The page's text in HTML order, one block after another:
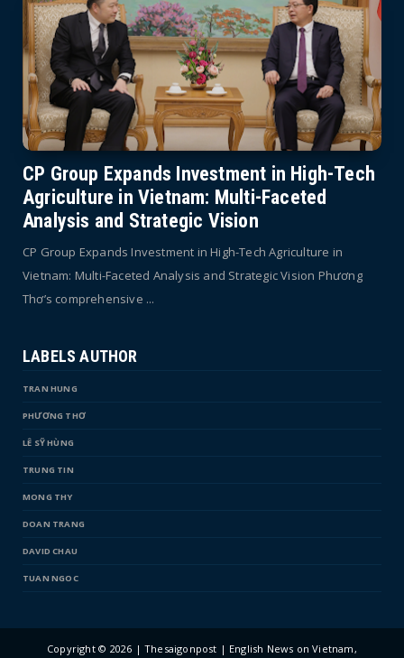
CP Group Expands Investment in High-Tech
Agriculture in Vietnam: Multi-Faceted
Analysis and Strategic Vision
CP Group Expands Investment in High-Tech Agriculture in
Vietnam: Multi-Faceted Analysis and Strategic Vision Phương
Thơ’s comprehensive ...
LABELS AUTHOR
TRAN HUNG
PHƯƠNG THƠ
LÊ SỸ HÙNG
TRUNG TIN
MONG THY
DOAN TRANG
DAVID CHAU
TUAN NGOC
Copyright © 2026 | Thesaigonpost | English News on Vietnam,